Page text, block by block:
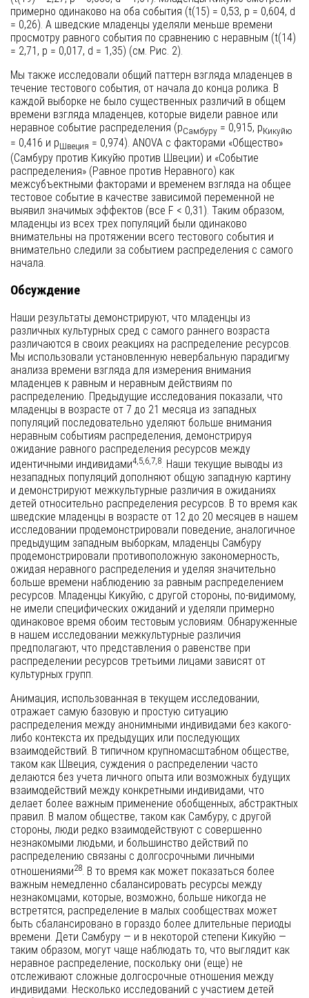
примерно одинаково на оба события (t(15) = 0,53, p = 0,604, d
= 0,26). А шведские младенцы уделяли меньше времени
просмотру равного события по сравнению с неравным (t(14)
= 2,71, p = 0,017, d = 1,35) (см. Рис. 2).
Мы также исследовали общий паттерн взгляда младенцев в
течение тестового события, от начала до конца ролика. В
каждой выборке не было существенных различий в общем
времени взгляда младенцев, которые видели равное или
неравное событие распределения (pСамбуру = 0,915, pКикуйю
= 0,416 и pШвеция = 0,974). ANOVA с факторами «Общество»
(Самбуру против Кикуйю против Швеции) и «Событие
распределения» (Равное против Неравного) как
межсубъектными факторами и временем взгляда на общее
тестовое событие в качестве зависимой переменной не
выявил значимых эффектов (все F < 0,31). Таким образом,
младенцы из всех трех популяций были одинаково
внимательны на протяжении всего тестового события и
внимательно следили за событием распределения с самого
начала.
Обсуждение
Наши результаты демонстрируют, что младенцы из
различных культурных сред с самого раннего возраста
различаются в своих реакциях на распределение ресурсов.
Мы использовали установленную невербальную парадигму
анализа времени взгляда для измерения внимания
младенцев к равным и неравным действиям по
распределению. Предыдущие исследования показали, что
младенцы в возрасте от 7 до 21 месяца из западных
популяций последовательно уделяют больше внимания
неравным событиям распределения, демонстрируя
ожидание равного распределения ресурсов между
идентичными индивидами4,5,6,7,8. Наши текущие выводы из
незападных популяций дополняют общую западную картину
и демонстрируют межкультурные различия в ожиданиях
детей относительно распределения ресурсов. В то время как
шведские младенцы в возрасте от 12 до 20 месяцев в нашем
исследовании продемонстрировали поведение, аналогичное
предыдущим западным выборкам, младенцы Самбуру
продемонстрировали противоположную закономерность,
ожидая неравного распределения и уделяя значительно
больше времени наблюдению за равным распределением
ресурсов. Младенцы Кикуйю, с другой стороны, по-видимому,
не имели специфических ожиданий и уделяли примерно
одинаковое время обоим тестовым условиям. Обнаруженные
в нашем исследовании межкультурные различия
предполагают, что представления о равенстве при
распределении ресурсов третьими лицами зависят от
культурных групп.
Анимация, использованная в текущем исследовании,
отражает самую базовую и простую ситуацию
распределения между анонимными индивидами без какого-
либо контекста их предыдущих или последующих
взаимодействий. В типичном крупномасштабном обществе,
таком как Швеция, суждения о распределении часто
делаются без учета личного опыта или возможных будущих
взаимодействий между конкретными индивидами, что
делает более важным применение обобщенных, абстрактных
правил. В малом обществе, таком как Самбуру, с другой
стороны, люди редко взаимодействуют с совершенно
незнакомыми людьми, и большинство действий по
распределению связаны с долгосрочными личными
отношениями28. В то время как может показаться более
важным немедленно сбалансировать ресурсы между
незнакомцами, которые, возможно, больше никогда не
встретятся, распределение в малых сообществах может
быть сбалансировано в гораздо более длительные периоды
времени. Дети Самбуру — и в некоторой степени Кикуйю —
таким образом, могут чаще наблюдать то, что выглядит как
неравное распределение, поскольку они (еще) не
отслеживают сложные долгосрочные отношения между
индивидами. Несколько исследований с участием детей